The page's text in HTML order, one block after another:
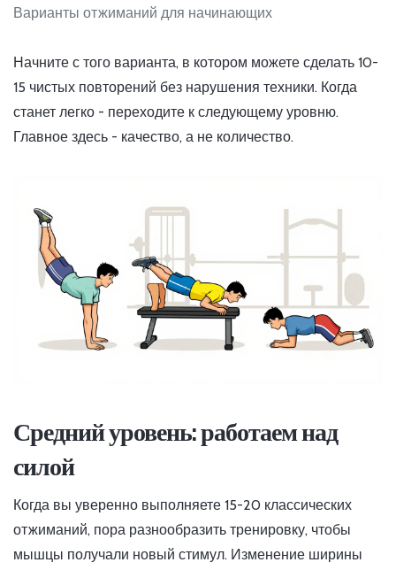
Варианты отжиманий для начинающих
Начните с того варианта, в котором можете сделать 10-
15 чистых повторений без нарушения техники. Когда
станет легко - переходите к следующему уровню.
Главное здесь - качество, а не количество.
Средний уровень: работаем над
силой
Когда вы уверенно выполняете 15-20 классических
отжиманий, пора разнообразить тренировку, чтобы
мышцы получали новый стимул. Изменение ширины